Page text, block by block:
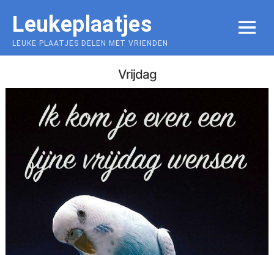
content
Leukeplaatjes
LEUKE PLAATJES DELEN MET VRIENDEN
MENU
Vrijdag